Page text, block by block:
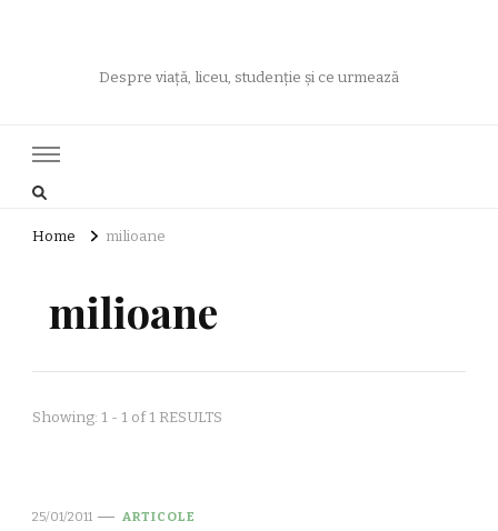
Despre viață, liceu, studenție și ce urmează
Home milioane
milioane
Showing: 1 - 1 of 1 RESULTS
25/01/2011 ARTICOLE